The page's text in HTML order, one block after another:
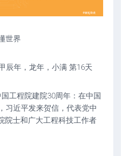
世界
辰年，龙年，小满 第16天
工程院建院30周年：在中国
习近平发来贺信，代表党中
院士和广大工程科技工作者